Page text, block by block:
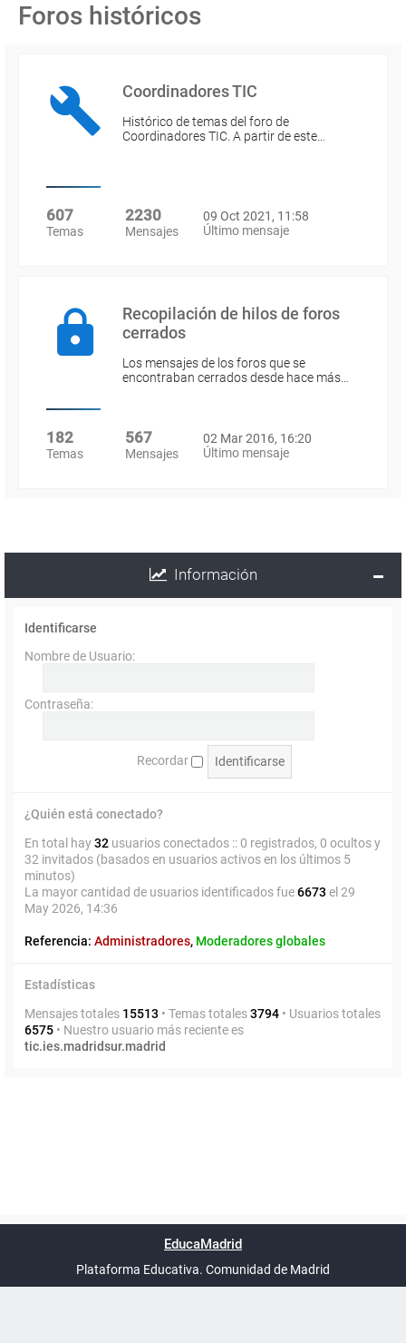
Foros históricos
Coordinadores TIC
Histórico de temas del foro de
Coordinadores TIC. A partir de este…
607
Temas
2230
Mensajes
09 Oct 2021, 11:58
Último mensaje
Recopilación de hilos de foros
cerrados
Los mensajes de los foros que se
encontraban cerrados desde hace más…
182
Temas
567
Mensajes
02 Mar 2016, 16:20
Último mensaje
Información
Identificarse
Nombre de Usuario:
Contraseña:
Recordar
¿Quién está conectado?
En total hay32 usuarios conectados :: 0 registrados, 0 ocultos y
32 invitados (basados en usuarios activos en los últimos 5
minutos)
La mayor cantidad de usuarios identificados fue6673 el 29
May 2026, 14:36
Referencia: Administradores, Moderadores globales
Estadísticas
Mensajes totales 15513 • Temas totales3794 • Usuarios totales
6575 • Nuestro usuario más reciente es
tic.ies.madridsur.madrid
UTC+02:00
phpBB España
EducaMadrid
Plataforma Educativa. Comunidad de Madrid